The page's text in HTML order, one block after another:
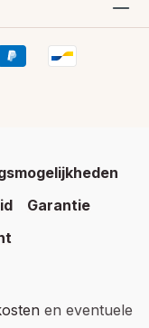
Garantie
en eventuele